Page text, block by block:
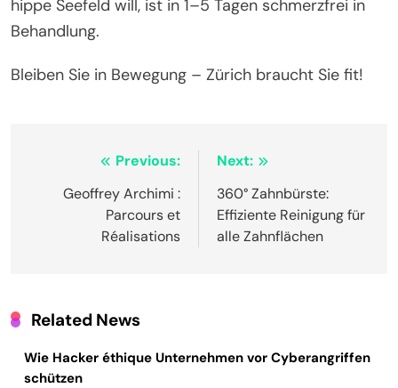
hippe Seefeld will, ist in 1–5 Tagen schmerzfrei in
Behandlung.
Bleiben Sie in Bewegung – Zürich braucht Sie fit!
navigation
Previous:
Geoffrey Archimi :
Parcours et
Réalisations
Next:
360° Zahnbürste:
Effiziente Reinigung für
alle Zahnflächen
Related News
Wie Hacker éthique Unternehmen vor Cyberangriffen
schützen